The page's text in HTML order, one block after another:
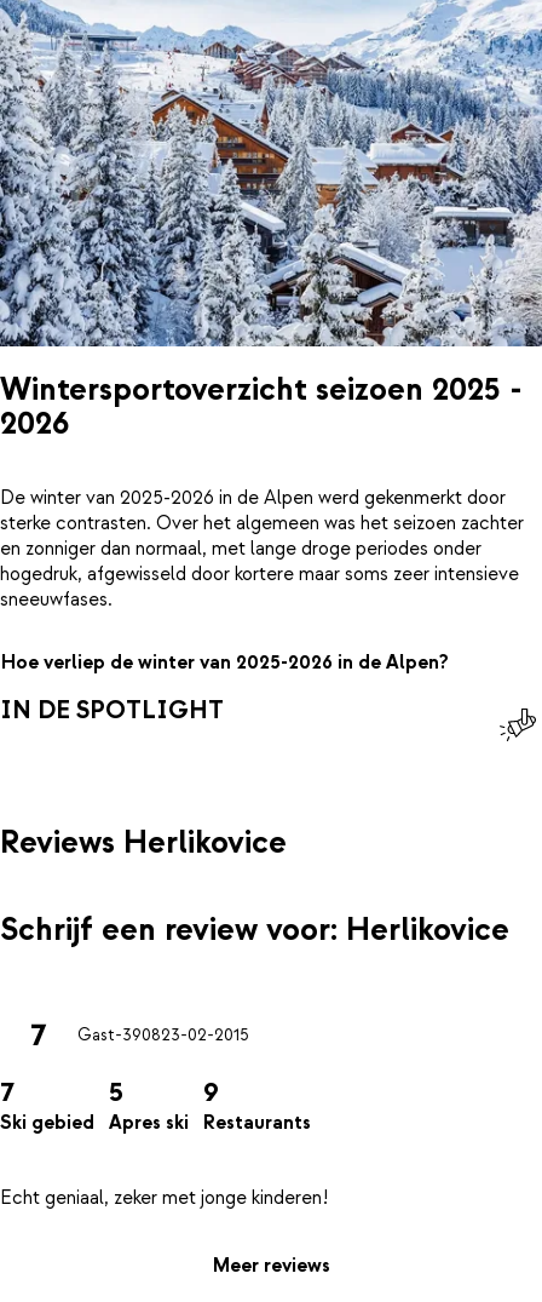
Wintersportoverzicht seizoen 2025 -
2026
De winter van 2025-2026 in de Alpen werd gekenmerkt door
sterke contrasten. Over het algemeen was het seizoen zachter
en zonniger dan normaal, met lange droge periodes onder
hogedruk, afgewisseld door kortere maar soms zeer intensieve
sneeuwfases.
Hoe verliep de winter van 2025-2026 in de Alpen?
IN DE SPOTLIGHT
Reviews Herlikovice
Schrijf een review voor: Herlikovice
7 Gast-390823-02-2015
7
Ski gebied
5
Apres ski
9
Restaurants
Meer reviews